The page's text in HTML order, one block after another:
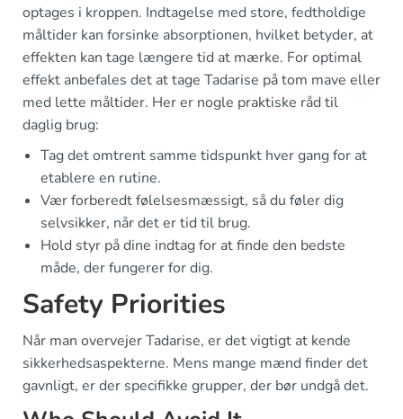
optages i kroppen. Indtagelse med store, fedtholdige
måltider kan forsinke absorptionen, hvilket betyder, at
effekten kan tage længere tid at mærke. For optimal
effekt anbefales det at tage Tadarise på tom mave eller
med lette måltider. Her er nogle praktiske råd til
daglig brug:
Tag det omtrent samme tidspunkt hver gang for at
etablere en rutine.
Vær forberedt følelsesmæssigt, så du føler dig
selvsikker, når det er tid til brug.
Hold styr på dine indtag for at finde den bedste
måde, der fungerer for dig.
Safety Priorities
Når man overvejer Tadarise, er det vigtigt at kende
sikkerhedsaspekterne. Mens mange mænd finder det
gavnligt, er der specifikke grupper, der bør undgå det.